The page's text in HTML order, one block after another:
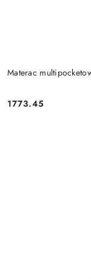
Materac
Cena:
1773.45